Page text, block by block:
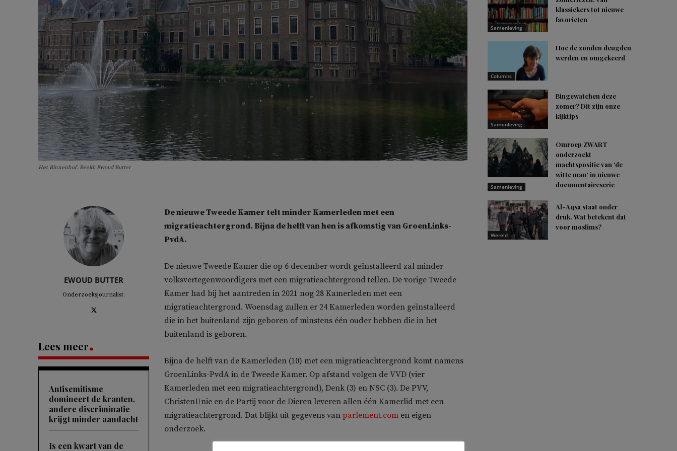
Het Binnenhof. Beeld: Ewoud Butter
EWOUD BUTTER
Onderzoeksjournalist.
Lees meer
Antisemitisme
domineert de kranten,
andere discriminatie
krijgt minder aandacht
Is een kwart van de
De nieuwe Tweede Kamer telt minder Kamerleden met een
migratieachtergrond. Bijna de helft van hen is afkomstig van GroenLinks-
PvdA.
De nieuwe Tweede Kamer die op 6 december wordt geïnstalleerd zal minder
volksvertegenwoordigers met een migratieachtergrond tellen. De vorige Tweede
Kamer had bij het aantreden in 2021 nog 28 Kamerleden met een
migratieachtergrond. Woensdag zullen er 24 Kamerleden worden geïnstalleerd
die in het buitenland zijn geboren of minstens één ouder hebben die in het
buitenland is geboren.
Bijna de helft van de Kamerleden (10) met een migratieachtergrond komt namens
GroenLinks-PvdA in de Tweede Kamer. Op afstand volgen de VVD (vier
Kamerleden met een migratieachtergrond), Denk (3) en NSC (3). De PVV,
ChristenUnie en de Partij voor de Dieren leveren allen één Kamerlid met een
migratieachtergrond. Dat blijkt uit gegevens van parlement.com en eigen
onderzoek.
Samenleving
klassiekers tot nieuwe
favorieten
Columns
Hoe de zonden deugden
werden en omgekeerd
Samenleving
Bingewatchen deze
zomer? Dit zijn onze
kijktips
Samenleving
Omroep ZWART
onderzoekt
machtspositie van ‘de
witte man’ in nieuwe
documentaireserie
Wereld
Al-Aqsa staat onder
druk. Wat betekent dat
voor moslims?